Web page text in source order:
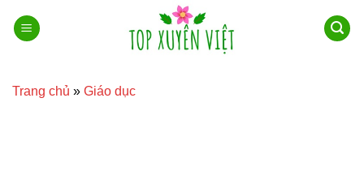
qua
Trang chủ » Giáo dục